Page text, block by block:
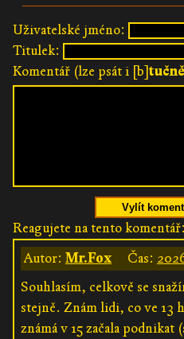
Uživatelské jméno:
Titulek:
Komentář (lze psát i [b]tučně
Vylít
Reagujete na tento komentář:
Autor: Mr.Fox Čas:
Souhlasím, celkově se
stejně. Znám lidi, co ve 13
známá v 15 začala podnikat